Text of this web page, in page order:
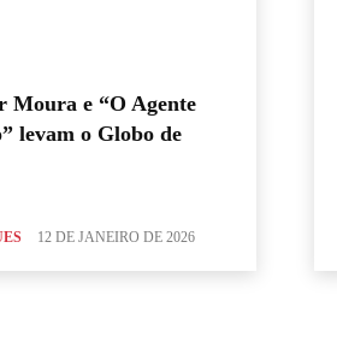
Moura e “O Agente
levam o Globo de
12 DE JANEIRO DE 2026